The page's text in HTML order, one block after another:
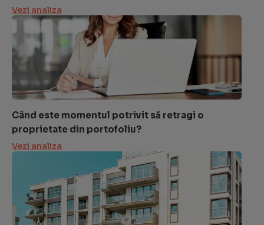
Vezi analiza
Când este momentul potrivit să retragi o
proprietate din portofoliu?
Vezi analiza